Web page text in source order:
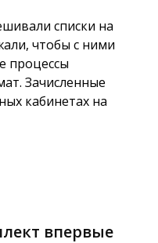
списки на
чтобы с ними
процессы
Зачисленные
кабинетах на
впервые